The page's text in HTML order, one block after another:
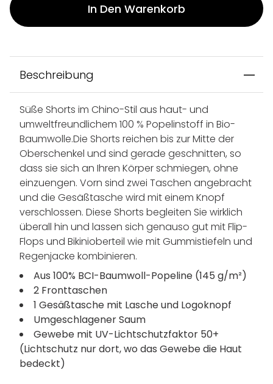
In Den Warenkorb
Beschreibung
Süße Shorts im Chino-Stil aus haut- und
umweltfreundlichem 100 % Popelinstoff in Bio-
Baumwolle.Die Shorts reichen bis zur Mitte der
Oberschenkel und sind gerade geschnitten, so
dass sie sich an Ihren Körper schmiegen, ohne
einzuengen. Vorn sind zwei Taschen angebracht
und die Gesäßtasche wird mit einem Knopf
verschlossen. Diese Shorts begleiten Sie wirklich
überall hin und lassen sich genauso gut mit Flip-
Flops und Bikinioberteil wie mit Gummistiefeln und
Regenjacke kombinieren.
Aus 100% BCI-Baumwoll-Popeline (145 g/m²)
2 Fronttaschen
1 Gesäßtasche mit Lasche und Logoknopf
Umgeschlagener Saum
Gewebe mit UV-Lichtschutzfaktor 50+
(Lichtschutz nur dort, wo das Gewebe die Haut
bedeckt)